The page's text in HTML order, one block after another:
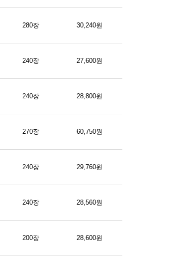
280장 30,240원
240장 27,600원
240장 28,800원
270장 60,750원
240장 29,760원
240장 28,560원
200장 28,600원